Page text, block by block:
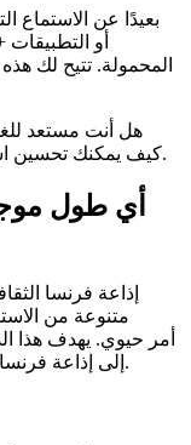
بعيدًا عن الاستماع
المحمولة. تتيح لك
هل أنت مستعد
كيف يمكنك تحسين استماعك والاستمتاع بالكامل ببرامجها الجذابة.
أي طول
إذاعة فرنسا
متنوعة من
إلى إذاعة فرنسا الثقافة، سواء عبر الإنترنت أو على الموجات.